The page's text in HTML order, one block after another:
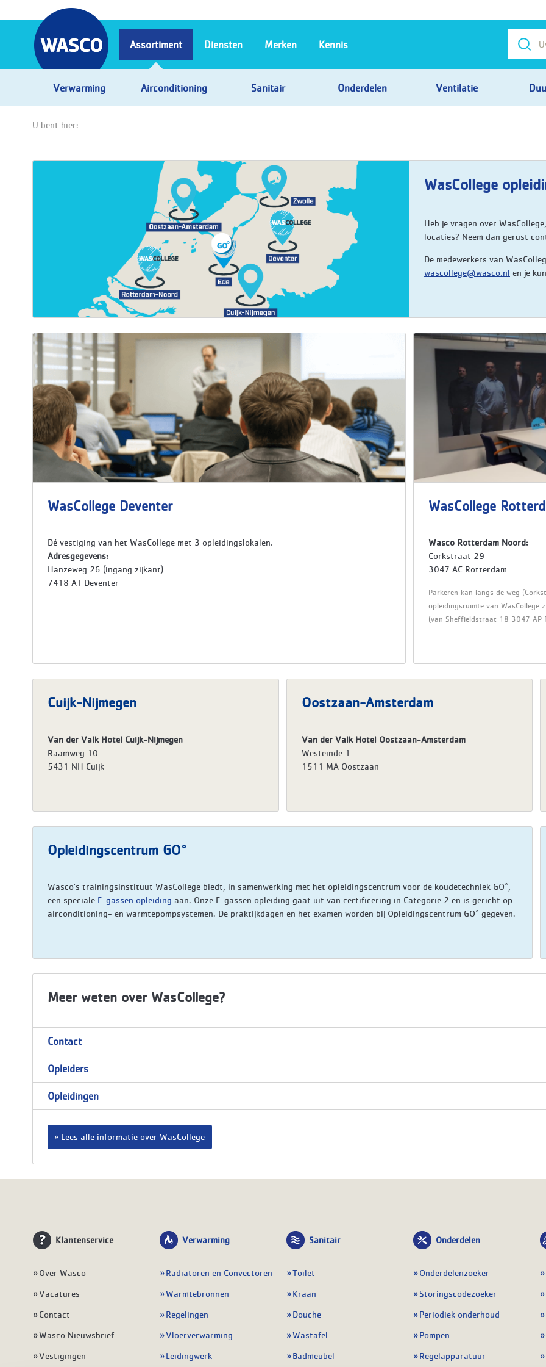
Assortiment
Verwarming Airconditioning Sanitair Onderdelen Ventilatie
Diensten Merken Kennis
U bent hier:
WasCollege
Heb je vragen over
locaties? Neem dan gerust
De medewerkers van
wascollege@wasco.nl en je
WasCollege Deventer
Dé vestiging van het WasCollege met 3 opleidingslokalen.
Adresgegevens:
Hanzeweg 26 (ingang zijkant)
7418 AT Deventer
WasCollege
Wasco Rotterdam Noord:
Corkstraat 29
3047 AC Rotterdam
Parkeren kan langs de weg
opleidingsruimte van
(van Sheffieldstraat 18 3047 AP
Cuijk-Nijmegen
Van der Valk Hotel Cuijk-Nijmegen
Raamweg 10
5431 NH Cuijk
Oostzaan-Amsterdam
Van der Valk Hotel Oostzaan-Amsterdam
Westeinde 1
1511 MA Oostzaan
Opleidingscentrum GO°
Wasco’s trainingsinstituut WasCollege biedt, in samenwerking met het opleidingscentrum voor de koudetechniek GO°,
een speciale F-gassen opleiding aan. Onze F-gassen opleiding gaat uit van certificering in Categorie 2 en is gericht op
airconditioning- en warmtepompsystemen. De praktijkdagen en het examen worden bij Opleidingscentrum GO° gegeven.
Meer weten over WasCollege?
Contact
Opleiders
Opleidingen
Lees alle informatie over WasCollege
Klantenservice
Over Wasco
Vacatures
Contact
Wasco Nieuwsbrief
Vestigingen
Verwarming
Radiatoren en Convectoren
Warmtebronnen
Regelingen
Vloerverwarming
Leidingwerk
Sanitair
Toilet
Kraan
Douche
Wastafel
Badmeubel
Onderdelen
Onderdelenzoeker
Storingscodezoeker
Periodiek onderhoud
Pompen
Regelapparatuur